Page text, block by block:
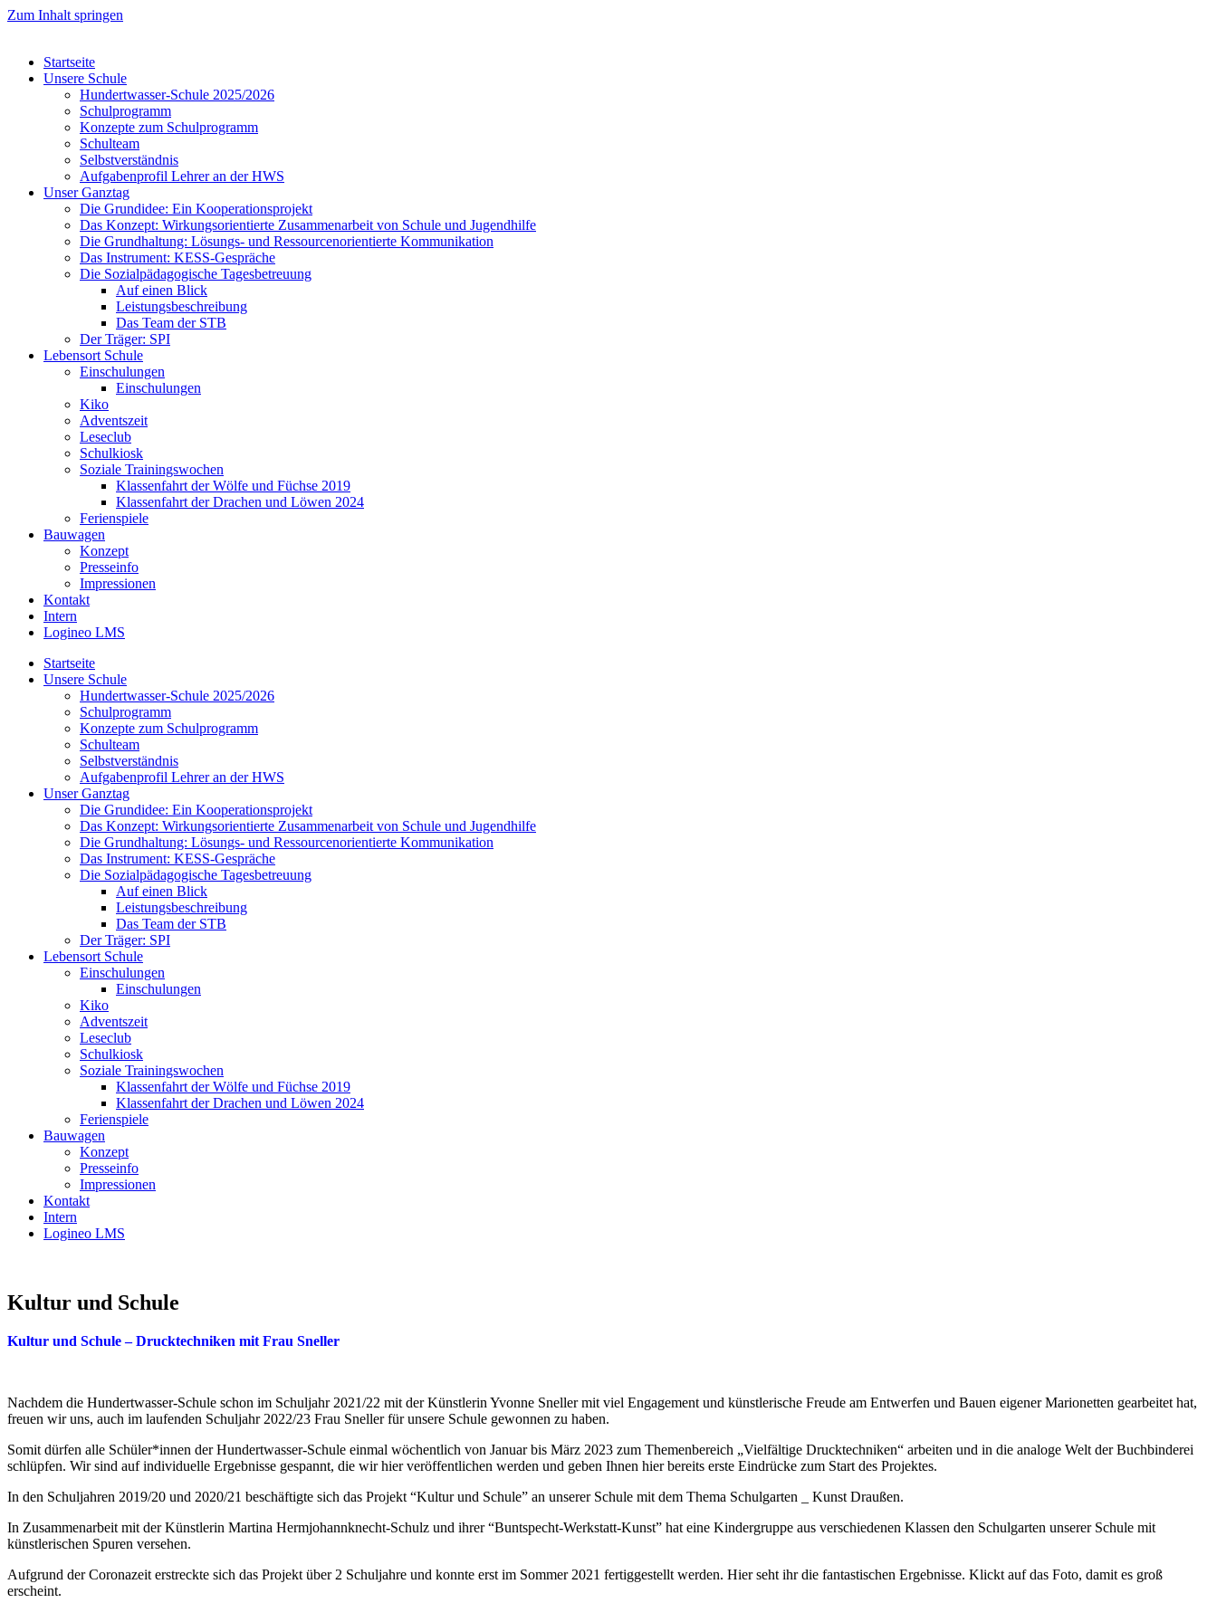
Zum Inhalt springen
Startseite
Unsere Schule
Hundertwasser-Schule 2025/2026
Schulprogramm
Konzepte zum Schulprogramm
Schulteam
Selbst­ver­ständ­nis
Aufgabenprofil Lehrer an der HWS
Unser Ganztag
Die Grundidee: Ein Kooperationsprojekt
Das Konzept: Wirkungsorientierte Zusammenarbeit von Schule und Jugendhilfe
Die Grundhaltung: Lösungs- und Ressourcenorientierte Kommunikation
Das Instrument: KESS-Gespräche
Die Sozialpädagogische Tagesbetreuung
Auf einen Blick
Leistungsbeschreibung
Das Team der STB
Der Träger: SPI
Lebensort Schule
Einschulungen
Einschulungen
Kiko
Adventszeit
Leseclub
Schulkiosk
Soziale Trainingswochen
Klassenfahrt der Wölfe und Füchse 2019
Klassenfahrt der Drachen und Löwen 2024
Ferienspiele
Bauwagen
Konzept
Presseinfo
Impressionen
Kontakt
Intern
Logineo LMS
Startseite
Unsere Schule
Hundertwasser-Schule 2025/2026
Schulprogramm
Konzepte zum Schulprogramm
Schulteam
Selbst­ver­ständ­nis
Aufgabenprofil Lehrer an der HWS
Unser Ganztag
Die Grundidee: Ein Kooperationsprojekt
Das Konzept: Wirkungsorientierte Zusammenarbeit von Schule und Jugendhilfe
Die Grundhaltung: Lösungs- und Ressourcenorientierte Kommunikation
Das Instrument: KESS-Gespräche
Die Sozialpädagogische Tagesbetreuung
Auf einen Blick
Leistungsbeschreibung
Das Team der STB
Der Träger: SPI
Lebensort Schule
Einschulungen
Einschulungen
Kiko
Adventszeit
Leseclub
Schulkiosk
Soziale Trainingswochen
Klassenfahrt der Wölfe und Füchse 2019
Klassenfahrt der Drachen und Löwen 2024
Ferienspiele
Bauwagen
Konzept
Presseinfo
Impressionen
Kontakt
Intern
Logineo LMS
Kultur und Schule
Kultur und Schule – Drucktechniken mit Frau Sneller
Nachdem die Hundertwasser-Schule schon im Schuljahr 2021/22 mit der Künstlerin Yvonne Sneller mit viel Engagement und künstlerische Freude am Entwerfen und Bauen eigener Marionetten gearbeitet hat,
freuen wir uns, auch im laufenden Schuljahr 2022/23 Frau Sneller für unsere Schule gewonnen zu haben.
Somit dürfen alle Schüler*innen der Hundertwasser-Schule einmal wöchentlich von Januar bis März 2023 zum Themenbereich „Vielfältige Drucktechniken“ arbeiten und in die analoge Welt der Buchbinderei
schlüpfen. Wir sind auf individuelle Ergebnisse gespannt, die wir hier veröffentlichen werden und geben Ihnen hier bereits erste Eindrücke zum Start des Projektes.
In den Schuljahren 2019/20 und 2020/21 beschäftigte sich das Projekt “Kultur und Schule” an unserer Schule mit dem Thema Schulgarten _ Kunst Draußen.
In Zusammenarbeit mit der Künstlerin Martina Hermjohannknecht-Schulz und ihrer “Buntspecht-Werkstatt-Kunst” hat eine Kindergruppe aus verschiedenen Klassen den Schulgarten unserer Schule mit
künstlerischen Spuren versehen.
Aufgrund der Coronazeit erstreckte sich das Projekt über 2 Schuljahre und konnte erst im Sommer 2021 fertiggestellt werden. Hier seht ihr die fantastischen Ergebnisse. Klickt auf das Foto, damit es groß
erscheint.